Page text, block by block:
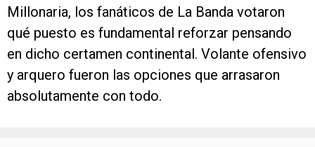
Millonaria, los fanáticos de La Banda votaron
qué puesto es fundamental reforzar pensando
en dicho certamen continental. Volante ofensivo
y arquero fueron las opciones que arrasaron
absolutamente con todo.